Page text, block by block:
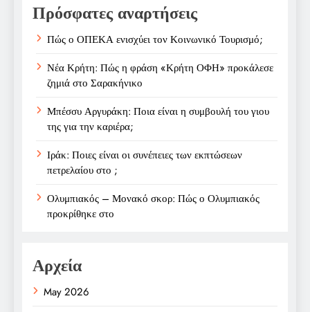
Πρόσφατες αναρτήσεις
Πώς ο ΟΠΕΚΑ ενισχύει τον Κοινωνικό Τουρισμό;
Νέα Κρήτη: Πώς η φράση «Κρήτη ΟΦΗ» προκάλεσε
ζημιά στο Σαρακήνικο
Μπέσσυ Αργυράκη: Ποια είναι η συμβουλή του γιου
της για την καριέρα;
Ιράκ: Ποιες είναι οι συνέπειες των εκπτώσεων
πετρελαίου στο ;
Ολυμπιακός – Μονακό σκορ: Πώς ο Ολυμπιακός
προκρίθηκε στο
Αρχεία
May 2026